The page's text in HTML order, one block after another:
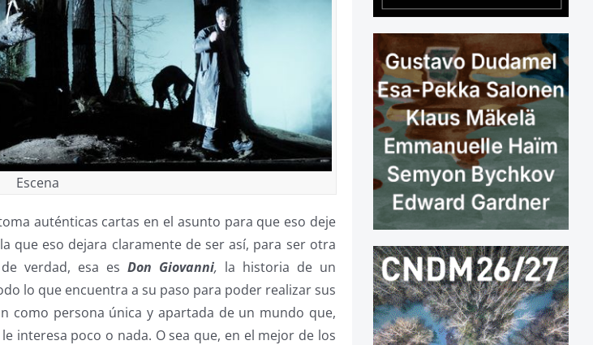
Escena
auténticas cartas en el asunto para que eso deje
que eso dejara claramente de ser así, para ser otra
verdad, esa esDon Giovanni, la historia de un
lo que encuentra a su paso para poder realizar sus
como persona única y apartada de un mundo que,
interesa poco o nada. O sea que, en el mejor de los